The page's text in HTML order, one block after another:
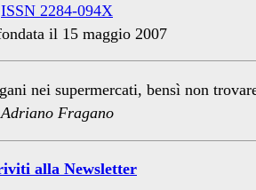
ISSN 2284-094X
il 15 maggio 2007
nei supermercati, bensì non
Adriano Fragano
alla Newsletter